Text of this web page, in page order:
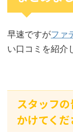
早速ですがファ
い口コミを紹介
スタッフ
かけてくだ